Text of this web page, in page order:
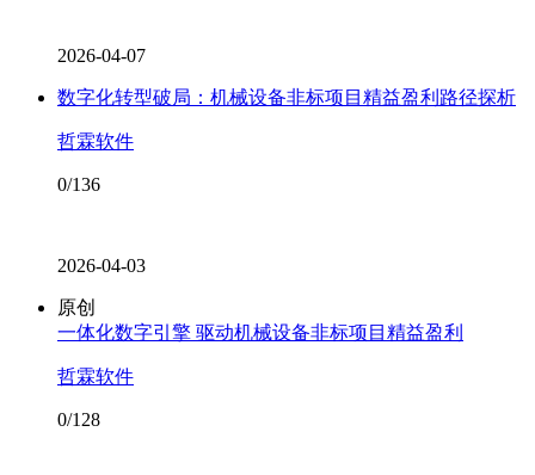
2026-04-07
数字化转型破局：机械设备非标项目精益盈利路径探析
哲霖软件
0/136
2026-04-03
原创
一体化数字引擎 驱动机械设备非标项目精益盈利
哲霖软件
0/128